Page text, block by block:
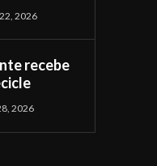
2026
recebe
2026